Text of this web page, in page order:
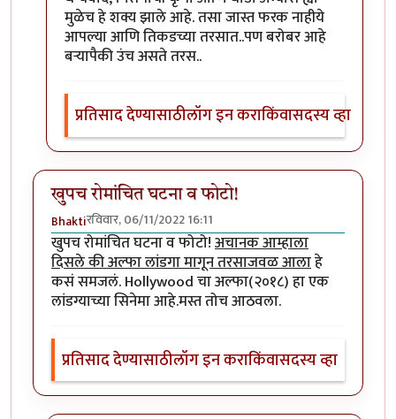
मुळेच हे शक्य झाले आहे. तसा जास्त फरक नाहीये
आपल्या आणि तिकडच्या तरसात..पण बरोबर आहे
बऱ्यापैकी उंच असते तरस..
प्रतिसाद देण्यासाठीलॉग इन कराकिंवासदस्य व्हा
खुपच रोमांचित घटना व फोटो!
Bhaktiरविवार, 06/11/2022 16:11
खुपच रोमांचित घटना व फोटो!अचानक आम्हाला
दिसले की अल्फा लांडगा मागून तरसाजवळ आलाहे
कसं समजलं. Hollywood चा अल्फा(२०१८) हा एक
लांडग्याच्या सिनेमा आहे.मस्त तोच आठवला.
प्रतिसाद देण्यासाठीलॉग इन कराकिंवासदस्य व्हा